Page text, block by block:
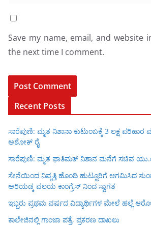
Save my name, email, and website
the next time I comment.
Recent Posts
ಸಾರೆಪುಣಿ: ಮೃತ ನಿಶಾನಾ ಕುಟುಂಬಕ್ಕೆ 3 ಲಕ್ಷ
ಅಶೋಕ್ ರೈ
ಸಾರೆಪುಣಿ: ಮೃತ ಫಾತಿಮತ್ ನಿಶಾನ ಮನೆಗೆ ಸಚಿವ
ಸೇನೆಯಿಂದ ನಿವೃತ್ತಿ ಹೊಂದಿ ಹುಟ್ಟೂರಿಗೆ ಆಗಮಿಸಿದ
ಅರಿಯಡ್ಕ ವಲಯ ಕಾಂಗ್ರೆಸ್ ನಿಂದ ಸ್ವಾಗತ
ಇಬ್ಬರು ಪ್ರಥಮ ವರ್ಷದ ವಿದ್ಯಾರ್ಥಿಗಳ ಮೇಲೆ ಹಲ್ಲೆ
ಕಾಲೇಜಿನಲ್ಲಿ ಗಾಂಜಾ ಪತ್ತೆ, ಪ್ರಕರಣ ದಾಖಲು